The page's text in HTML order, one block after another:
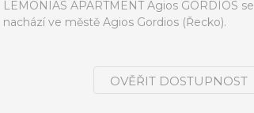
LEMONIAS APARTMENT Agios GORDIOS se
nachází ve městě Agios Gordios (Řecko).
OVĚŘIT DOSTUPNOST